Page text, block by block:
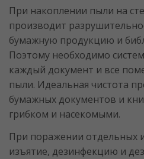
При накоплении пыли на
производит
бумажную продукцию и
Поэтому необходимо
каждый документ и все
пыли. Идеальная чистота
бумажных документов и
грибком и насекомыми.
При поражении отдельных
изъятие, дезинфекцию и